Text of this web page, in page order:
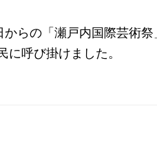
らの「瀬戸内国際芸術祭
呼び掛けました。